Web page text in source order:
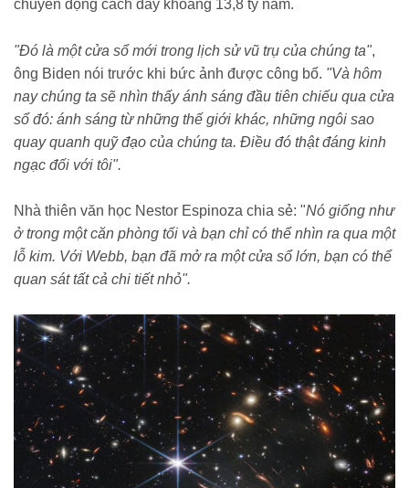
chuyển động cách đây khoảng 13,8 tỷ năm.
"Đó là một cửa sổ mới trong lịch sử vũ trụ của chúng ta",
ông Biden nói trước khi bức ảnh được công bố. "Và hôm
nay chúng ta sẽ nhìn thấy ánh sáng đầu tiên chiếu qua cửa
sổ đó: ánh sáng từ những thế giới khác, những ngôi sao
quay quanh quỹ đạo của chúng ta. Điều đó thật đáng kinh
ngạc đối với tôi".
Nhà thiên văn học Nestor Espinoza chia sẻ: "Nó giống như
ở trong một căn phòng tối và bạn chỉ có thể nhìn ra qua một
lỗ kim. Với Webb, bạn đã mở ra một cửa sổ lớn, bạn có thể
quan sát tất cả chi tiết nhỏ".